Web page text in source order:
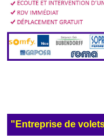
"Entreprise de